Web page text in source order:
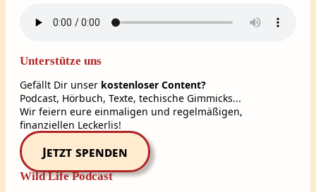
Unterstütze uns
Gefällt Dir unser kostenloser Content?
Podcast, Hörbuch, Texte, techische Gimmicks...
Wir feiern eure einmaligen und regelmäßigen,
finanziellen Leckerlis!
Jetzt spenden
Wild Life Podcast